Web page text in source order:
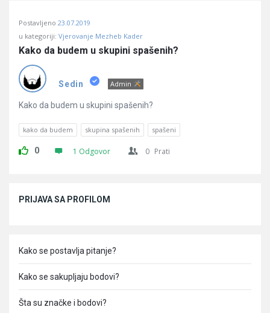
Učene
Latest
Pitanja
Postavljeno 23.07.2019
u kategoriji: Vjerovanje Mezheb Kader
Kako da budem u skupini spašenih?
Sedin Admin
Kako da budem u skupini spašenih?
kako da budem skupina spašenih spašeni
0 1 Odgovor 0 Prati
PRIJAVA SA PROFILOM
Kako se postavlja pitanje?
Kako se sakupljaju bodovi?
Šta su značke i bodovi?